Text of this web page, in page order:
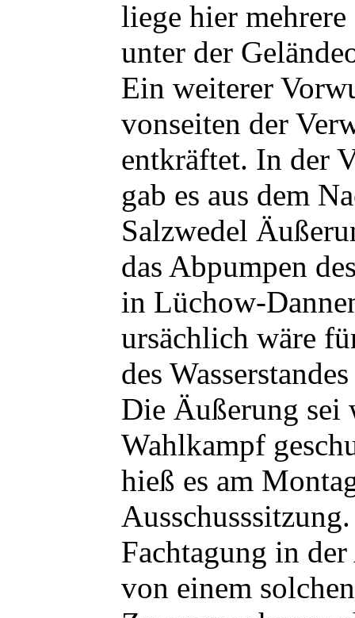
liege hier
unter der
Ein weiterer
vonseiten der
entkräftet. In der
gab es aus dem
Salzwedel
das Abpumpen
in Lüchow-
ursächlich wäre
des
Die Äußerung sei
Wahlkampf
hieß es am
Fachtagung in
von einem solchen